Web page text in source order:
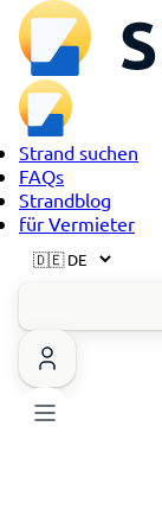
Strand suchen
FAQs
Strandblog
für Vermieter